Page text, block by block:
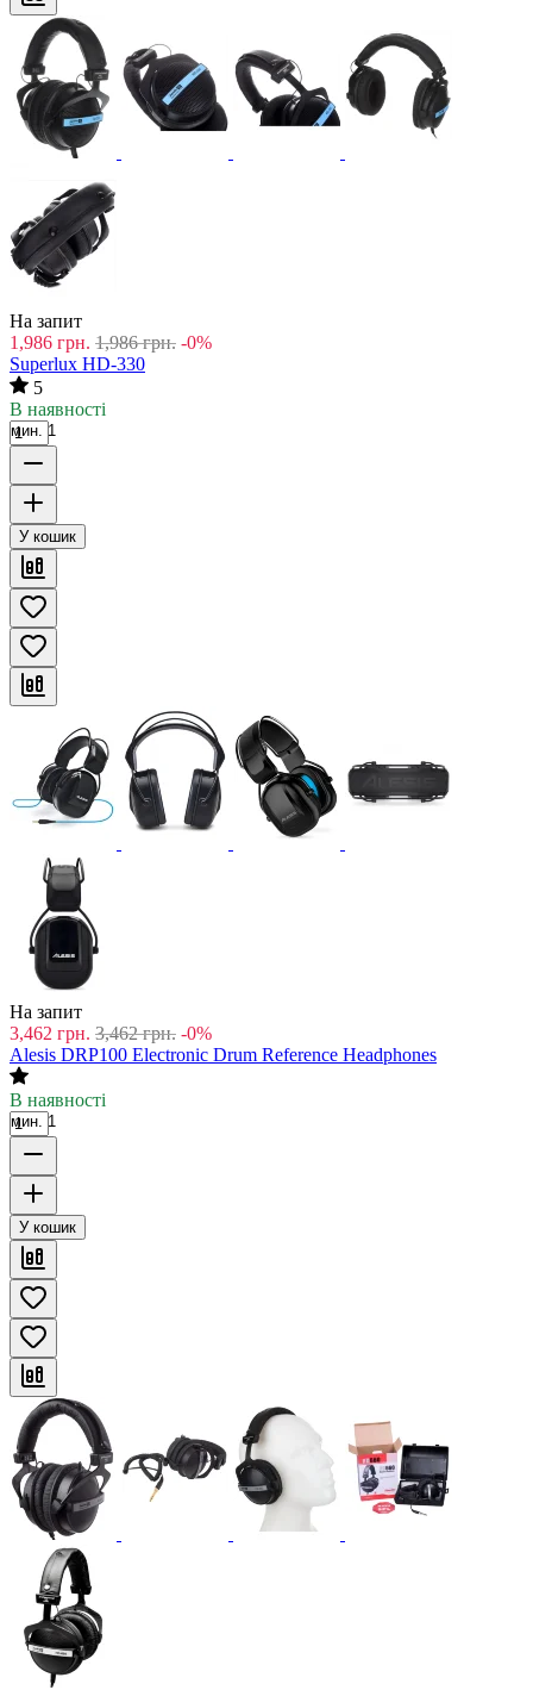
На запит
1,986 грн. 1,986 грн. -0%
Superlux HD-330
5
В наявності
мин. 1
У кошик
На запит
3,462 грн. 3,462 грн. -0%
Alesis DRP100 Electronic Drum Reference Headphones
В наявності
мин. 1
У кошик